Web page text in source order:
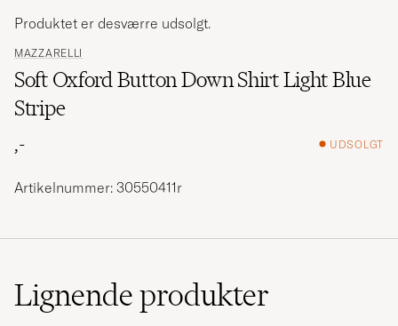
MAZZARELLI
Soft Oxford Button Down Shirt Light Blue
Stripe
,-
UDSOLGT
Produktet er desværre udsolgt.
Artikelnummer: 30550411r
Lignendeprodukter